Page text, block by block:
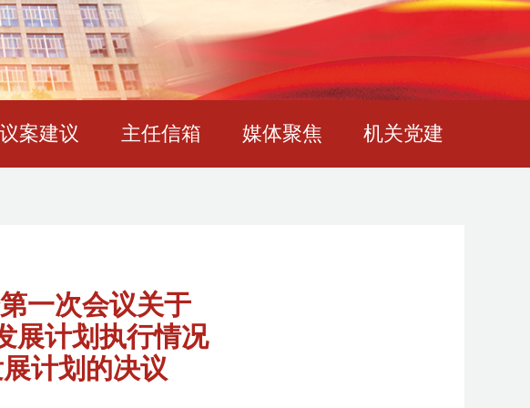
议案建议 主任信箱 媒体聚焦 机关党建
一次会议关于
展计划执行情况
计划的决议